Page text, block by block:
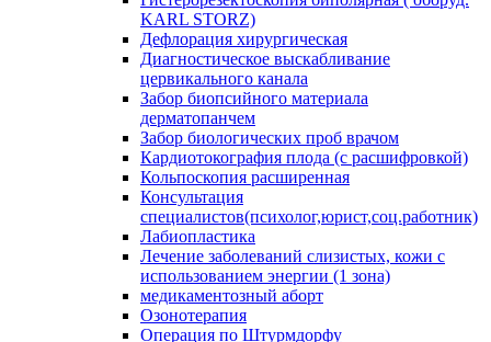
KARL STORZ)
Дефлорация хирургическая
Диагностическое выскабливание
цервикального канала
Забор биопсийного материала
дерматопанчем
Забор биологических проб врачом
Кардиотокография плода (с расшифровкой)
Кольпоскопия расширенная
Консультация
специалистов(психолог,юрист,соц.работник)
Лабиопластика
Лечение заболеваний слизистых, кожи с
использованием энергии (1 зона)
медикаментозный аборт
Озонотерапия
Операция по Штурмдорфу